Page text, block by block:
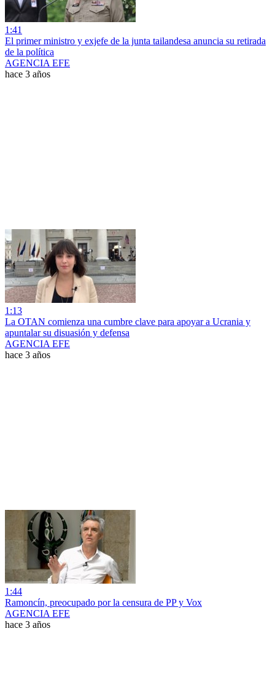
1:41
El primer ministro y exjefe de la junta tailandesa anuncia su retirada
de la política
AGENCIA EFE
hace 3 años
1:13
La OTAN comienza una cumbre clave para apoyar a Ucrania y
apuntalar su disuasión y defensa
AGENCIA EFE
hace 3 años
1:44
Ramoncín, preocupado por la censura de PP y Vox
AGENCIA EFE
hace 3 años